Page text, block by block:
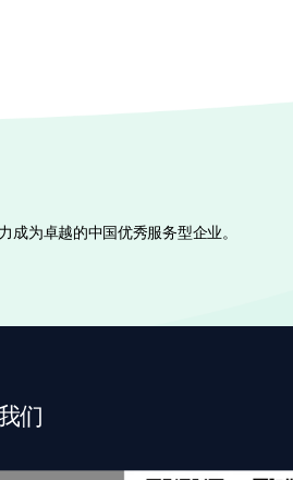
为卓越的中国优秀服务型企业。
们